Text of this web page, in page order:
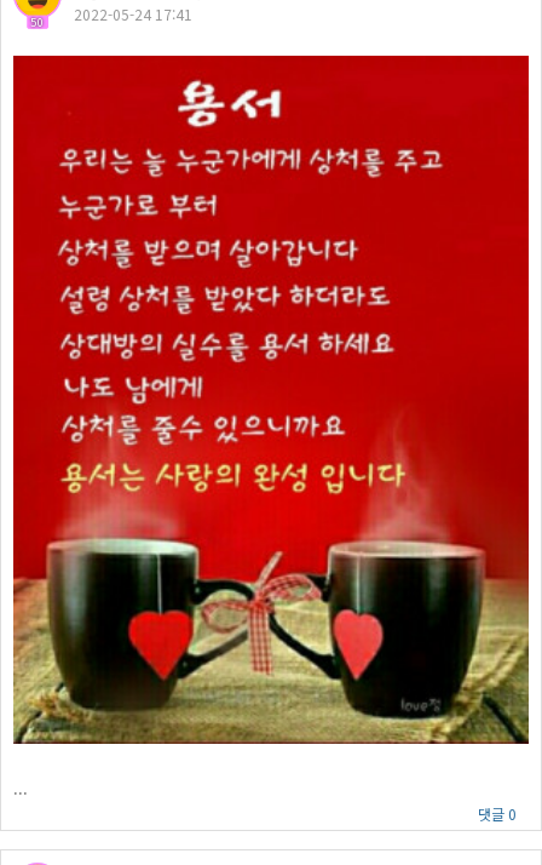
50 2022-05-24 17:41
...
댓글 0